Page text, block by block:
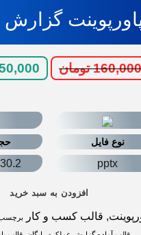
160,000 تومان
نوع فایل
pptx 30.2 مگابایت
افزودن به سبد خرید
, قالب کسب و کار